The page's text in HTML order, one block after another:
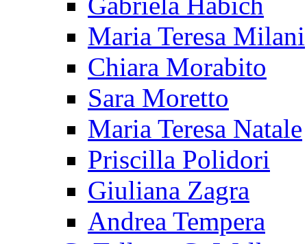
Maria Teresa Milani
Chiara Morabito
Sara Moretto
Maria Teresa Natale
Priscilla Polidori
Giuliana Zagra
Andrea Tempera